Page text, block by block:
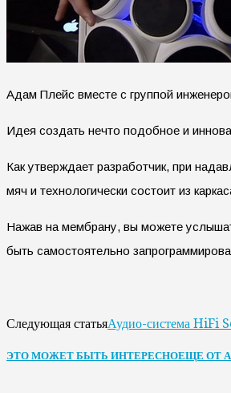
Адам Плейс вместе с группой
Идея создать нечто подобное и
Как утверждает разработчик, при
мяч и технологически состоит из
Нажав на мембрану, вы можете
быть самостоятельно
Следующая статьяАудио-система HiFi
ЭТО МОЖЕТ БЫТЬ ИНТЕРЕСНОЕЩЕ ОТ